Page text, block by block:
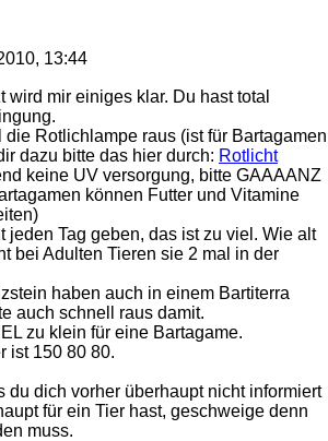
13:44
wird mir einiges klar. Du hast total
Rotlichlampe raus (ist für Bartagamen
dazu bitte das hier durch: Rotlicht
keine UV versorgung, bitte GAAAANZ
können Futter und Vitamine
jeden Tag geben, das ist zu viel. Wie alt
bei Adulten Tieren sie 2 mal in der
haben auch in einem Bartiterra
auch schnell raus damit.
zu klein für eine Bartagame.
ist 150 80 80.
du dich vorher überhaupt nicht informiert
für ein Tier hast, geschweige denn
muss.